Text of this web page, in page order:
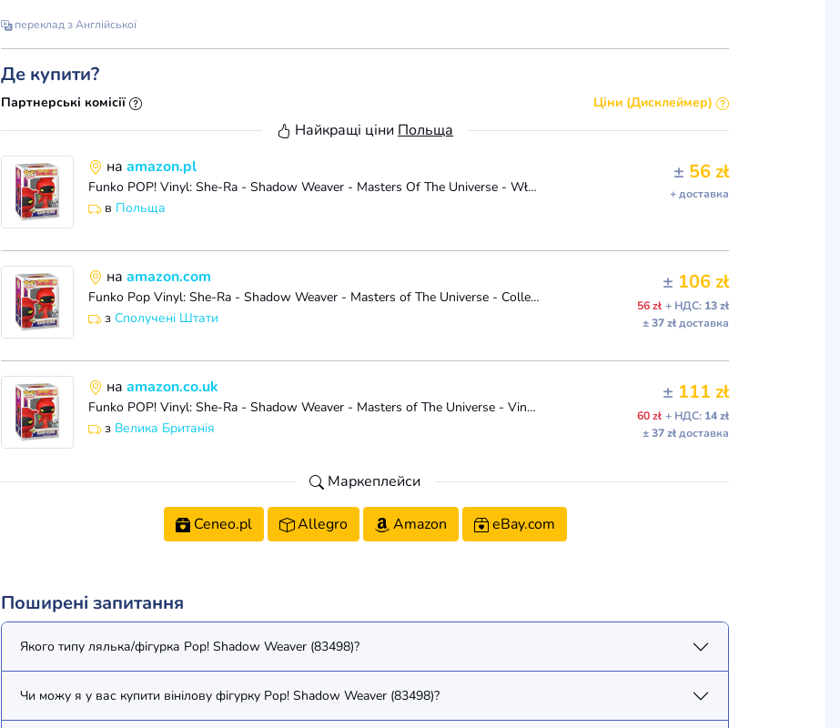
переклад з Англійської
Де купити?
Партнерські комісії Ціни (Дисклеймер)
Найкращі ціни Польща
на amazon.pl
Funko POP! Vinyl: She-Ra - Shadow Weaver - Masters Of The Universe - Władcy Wszechświata - Figurka kolekcjonerska z winylu - pomysł na prezent - oficj
в Польща
± 56 zł
+ доставка
на amazon.com
Funko Pop Vinyl: She-Ra - Shadow Weaver - Masters of The Universe - Collectable Vinyl Figure - Gift Idea - Official Merchandise - Toys for Kids & Adul
з Сполучені Штати
± 106 zł
56 zł + НДС: 13 zł
± 37 złдоставка
на amazon.co.uk
Funko POP! Vinyl: She-Ra - Shadow Weaver - Masters of The Universe - Vinyl Collectible Figure - Gift Idea - Official Merchandise - Toy for Children an
з Велика Британія
± 111 zł
60 zł + НДС: 14 zł
± 37 złдоставка
Маркеплейси
Ceneo.pl Allegro Amazon eBay.com
Поширені запитання
Якого типу лялька/фігурка Pop! Shadow Weaver (83498)?
Чи можу я у вас купити вінілову фігурку Pop! Shadow Weaver (83498)?